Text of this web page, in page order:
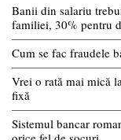
Banii din salariu
familiei, 30% pentru
Cum se fac fraudele
Vrei o rată mai mică
fixă
Sistemul bancar